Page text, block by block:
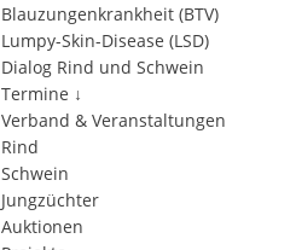
Blauzungenkrankheit (BTV)
Lumpy-Skin-Disease (LSD)
Dialog Rind und Schwein
Termine ↓
Verband & Veranstaltungen
Rind
Schwein
Jungzüchter
Auktionen